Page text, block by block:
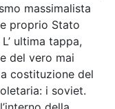
massimalista
proprio Stato
ultima tappa,
del vero mai
costituzione del
i soviet.